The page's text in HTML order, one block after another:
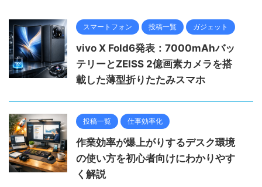
スマートフォン 投稿一覧 ガジェット
vivo X Fold6発表：7000mAhバッ
テリーとZEISS 2億画素カメラを搭
載した薄型折りたたみスマホ
投稿一覧 仕事効率化
作業効率が爆上がりするデスク環境
の使い方を初心者向けにわかりやす
く解説